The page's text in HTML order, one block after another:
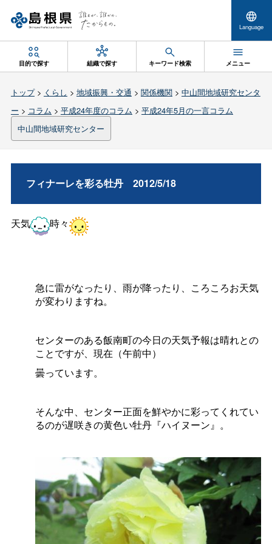
Language
目的で探す 組織で探す キーワード検索 メニュー
トップ> くらし > 地域振興・交通 > 関係機関> 中山間地域研究センタ
ー > コラム > 平成24年度のコラム > 平成24年5月の一言コラム
中山間地域研究センター
フィナーレを彩る牡丹 2012/5/18
天気 時々
急に雷がなったり、雨が降ったり、ころころお天気
が変わりますね。
センターのある飯南町の今日の天気予報は晴れとの
ことですが、現在（午前中）
曇っています。
そんな中、センター正面を鮮やかに彩ってくれてい
るのが遅咲きの黄色い牡丹『ハイヌーン』。